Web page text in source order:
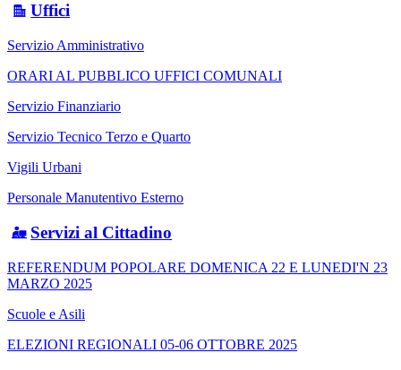
Uffici
Servizio Amministrativo
ORARI AL PUBBLICO UFFICI COMUNALI
Servizio Finanziario
Servizio Tecnico Terzo e Quarto
Vigili Urbani
Personale Manutentivo Esterno
Servizi al Cittadino
REFERENDUM POPOLARE DOMENICA 22 E LUNEDI'N 23
MARZO 2025
Scuole e Asili
ELEZIONI REGIONALI 05-06 OTTOBRE 2025